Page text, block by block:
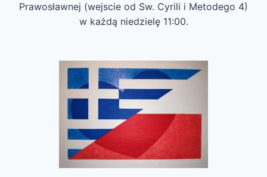
Prawosławnej (wejscie od Sw. Cyrili i Metodego 4)
w każdą niedzielę 11:00.